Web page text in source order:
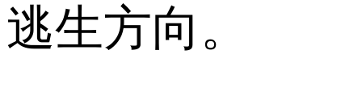
逃生方向。